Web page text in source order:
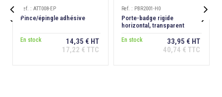

Ref. : ATT008-EP
Pince/épingle adhésive
En stock
14,35 € HT
17,22 € TTC
Ref. : PBR2001-H0
Porte-badge rigide
horizontal, transparent
dos
En stock
33,95 € HT
40,74 € TTC
